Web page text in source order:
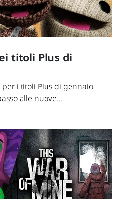
titoli Plus di
i titoli Plus di gennaio,
alle nuove...